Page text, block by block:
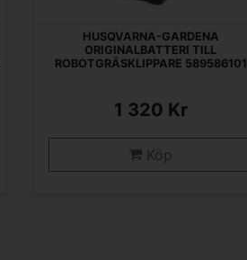
HUSQVARNA-GARDENA
ORIGINALBATTERI TILL
ROBOTGRÄSKLIPPARE 589586101
1 320 Kr
Köp